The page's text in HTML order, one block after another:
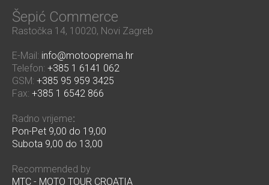
Šepić Commerce
Rastočka 14, 10020, Novi Zagreb
E-Mail: info@motooprema.hr
Telefon: +385 1 6141 062
GSM: +385 95 959 3425
Fax: +385 1 6542 866
Radno vrijeme:
Pon-Pet 9,00 do 19,00
Subota 9,00 do 13,00
Recommended by
MTC - MOTO TOUR CROATIA